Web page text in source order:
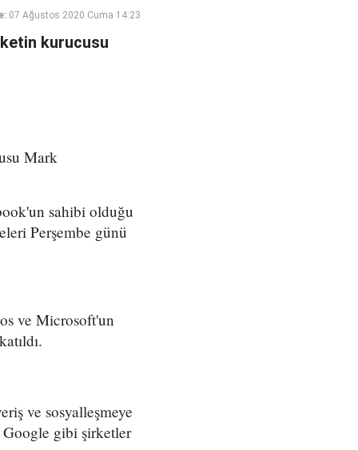
07 Ağustos 2020 Cuma 14:23
kurucusu
Mark
sahibi olduğu
Perşembe günü
ve Microsoft'un
ve sosyalleşmeye
gibi şirketler